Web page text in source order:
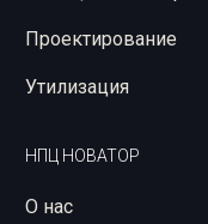
Проектирование
Утилизация
НПЦ НОВАТОР
О нас